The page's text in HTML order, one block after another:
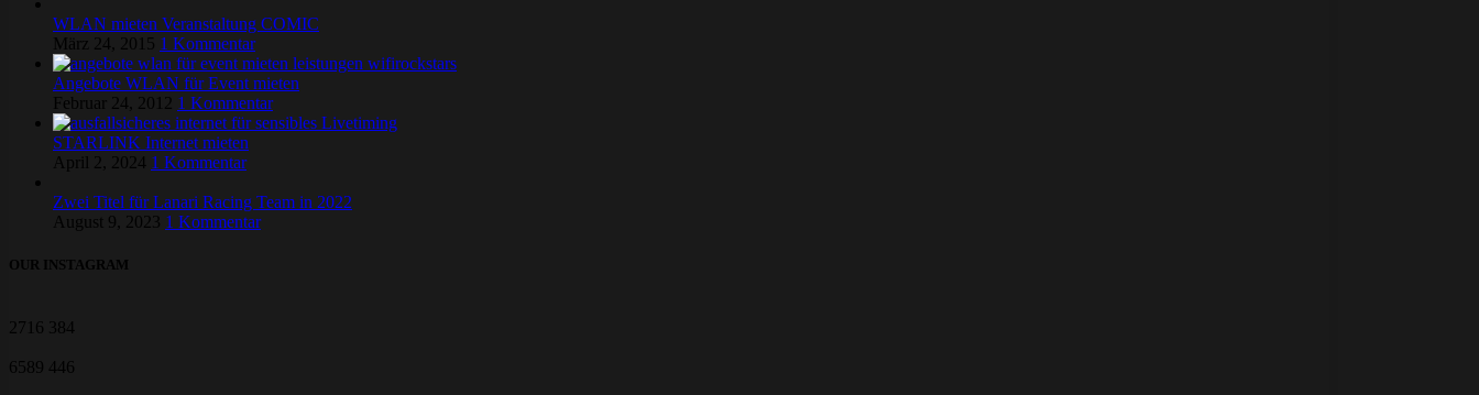
WLAN mieten Veranstaltung COMIC
März 24, 2015 1 Kommentar
Angebote WLAN für Event mieten
Februar 24, 2012 1 Kommentar
STARLINK Internet mieten
April 2, 2024 1 Kommentar
Zwei Titel für Lanari Racing Team in 2022
August 9, 2023 1 Kommentar
OUR INSTAGRAM
2716 384
6589 446